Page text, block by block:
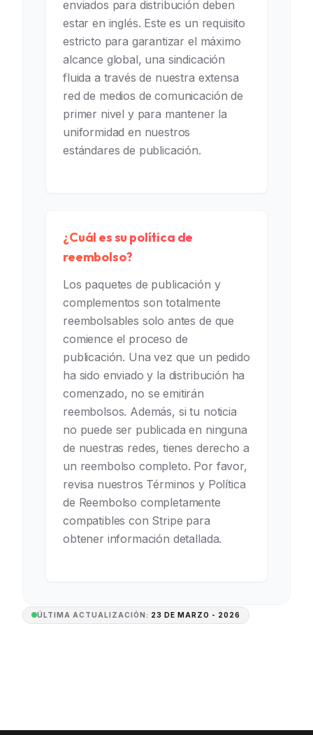
enviados para distribución deben
estar en inglés. Este es un requisito
estricto para garantizar el máximo
alcance global, una sindicación
fluida a través de nuestra extensa
red de medios de comunicación de
primer nivel y para mantener la
uniformidad en nuestros
estándares de publicación.
¿Cuál es su política de
reembolso?
Los paquetes de publicación y
complementos son totalmente
reembolsables solo antes de que
comience el proceso de
publicación. Una vez que un pedido
ha sido enviado y la distribución ha
comenzado, no se emitirán
reembolsos. Además, si tu noticia
no puede ser publicada en ninguna
de nuestras redes, tienes derecho a
un reembolso completo. Por favor,
revisa nuestros Términos y Política
de Reembolso completamente
compatibles con Stripe para
obtener información detallada.
ÚLTIMA ACTUALIZACIÓN: 23 DE MARZO - 2026